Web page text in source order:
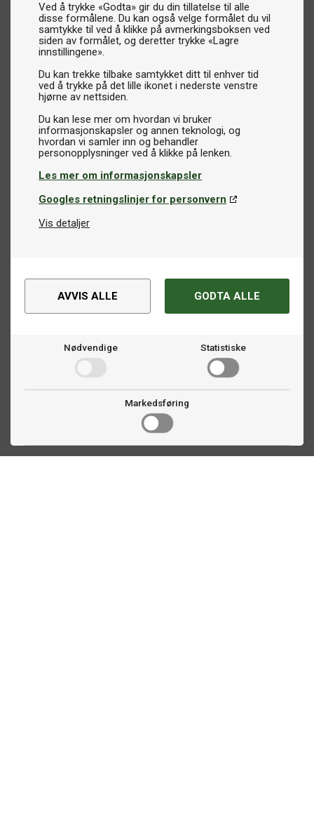
Ved å trykke «Godta» gir du din tillatelse til alle
disse formålene. Du kan også velge formålet du vil
samtykke til ved å klikke på avmerkingsboksen ved
siden av formålet, og deretter trykke «Lagre
innstillingene».
Du kan trekke tilbake samtykket ditt til enhver tid
ved å trykke på det lille ikonet i nederste venstre
hjørne av nettsiden.
Du kan lese mer om hvordan vi bruker
informasjonskapsler og annen teknologi, og
hvordan vi samler inn og behandler
Les mer om informasjonskapsler
Googles retningslinjer for personvern
Vis detaljer
AVVIS ALLE GODTA ALLE
Nødvendige Statistiske
Markedsføring